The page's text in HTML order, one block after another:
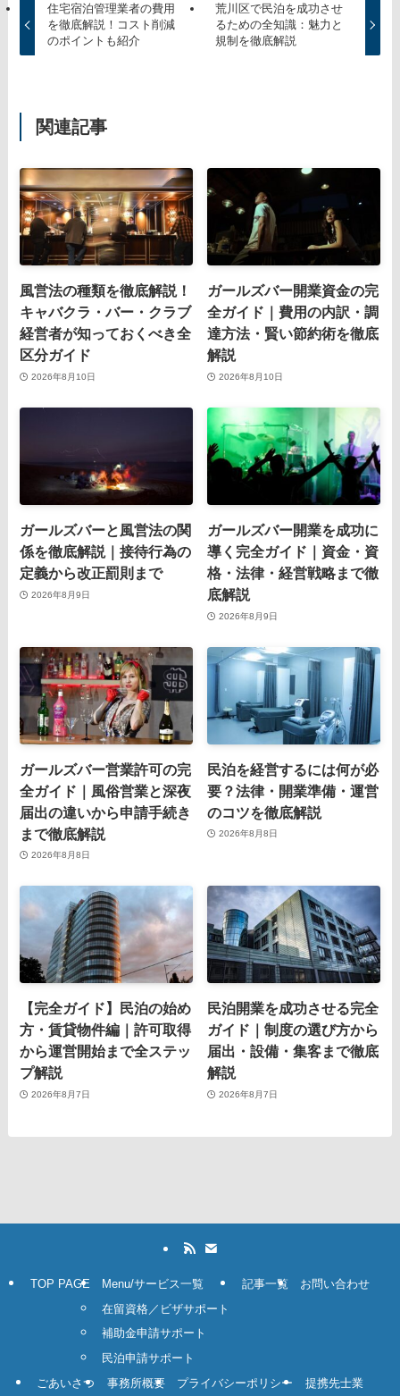
住宅宿泊管理業者の費用
を徹底解説！コスト削減
のポイントも紹介
荒川区で民泊を成功させ
るための全知識：魅力と
規制を徹底解説
関連記事
風営法の種類を徹底解説！
キャバクラ・バー・クラブ
経営者が知っておくべき全
区分ガイド
2026年8月10日
ガールズバー開業資金の完
全ガイド｜費用の内訳・調
達方法・賢い節約術を徹底
解説
2026年8月10日
ガールズバーと風営法の関
係を徹底解説｜接待行為の
定義から改正罰則まで
2026年8月9日
ガールズバー開業を成功に
導く完全ガイド｜資金・資
格・法律・経営戦略まで徹
底解説
2026年8月9日
ガールズバー営業許可の完
全ガイド｜風俗営業と深夜
届出の違いから申請手続き
まで徹底解説
2026年8月8日
民泊を経営するには何が必
要？法律・開業準備・運営
のコツを徹底解説
2026年8月8日
【完全ガイド】民泊の始め
方・賃貸物件編｜許可取得
から運営開始まで全ステッ
プ解説
2026年8月7日
民泊開業を成功させる完全
ガイド｜制度の選び方から
届出・設備・集客まで徹底
解説
2026年8月7日
TOP PAGE
Menu/サービス一覧
在留資格／ビザサポート
補助金申請サポート
民泊申請サポート
記事一覧 お問い合わせ
ごあいさつ 事務所概要 プライバシーポリシー 提携先士業